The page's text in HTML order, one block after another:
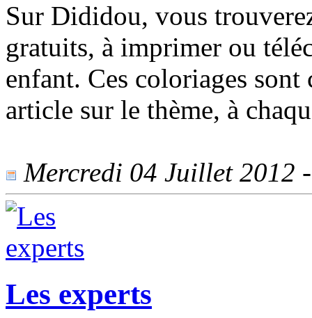
Sur Dididou, vous
gratuits, à imprimer ou
enfant. Ces coloriages sont
article sur le thème, à
Mercredi 04 Juillet 2012
Les experts